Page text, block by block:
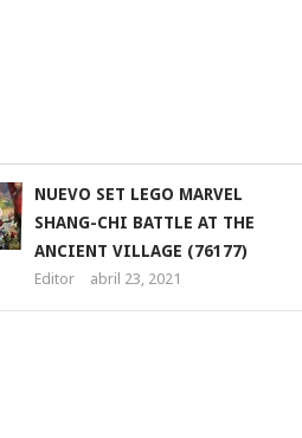
NUEVO SET LEGO MARVEL
SHANG-CHI BATTLE AT THE
ANCIENT VILLAGE (76177)
Editor abril 23, 2021